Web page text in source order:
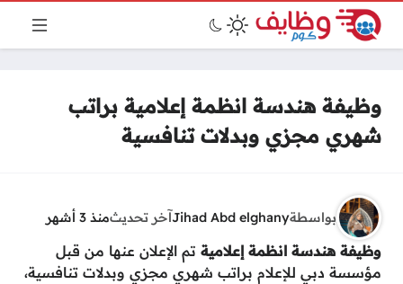
وظيفة هندسة انظمة إعلامية براتب
شهري مجزي وبدلات تنافسية
بواسطةJihad Abd elghanyآخر تحديثمنذ 3 أشهر
وظيفة هندسة انظمة إعلامية تم الإعلان عنها من قبل
مؤسسة دبي للإعلام براتب شهري مجزي وبدلات تنافسية،